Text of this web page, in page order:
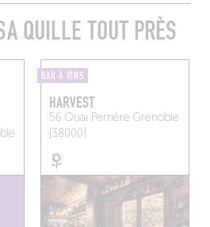
QUILLE TOUT PRÈS
BAR À VINS
HARVEST
56 Quai Perrière Grenoble
(38000)